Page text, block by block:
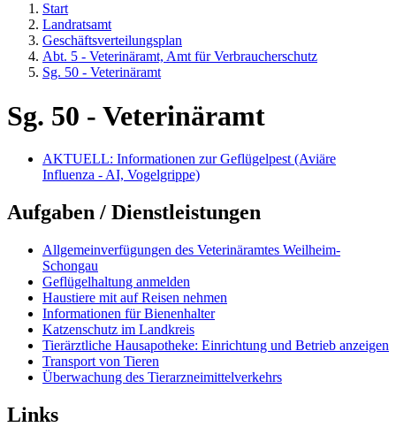
Start
Landratsamt
Geschäftsverteilungsplan
Abt. 5 - Veterinäramt, Amt für Verbraucherschutz
Sg. 50 - Veterinäramt
Sg. 50 - Veterinäramt
AKTUELL: Informationen zur Geflügelpest (Aviäre
Influenza - AI, Vogelgrippe)
Aufgaben / Dienstleistungen
Allgemeinverfügungen des Veterinäramtes Weilheim-
Schongau
Geflügelhaltung anmelden
Haustiere mit auf Reisen nehmen
Informationen für Bienenhalter
Katzenschutz im Landkreis
Tierärztliche Hausapotheke: Einrichtung und Betrieb anzeigen
Transport von Tieren
Überwachung des Tierarzneimittelverkehrs
Links